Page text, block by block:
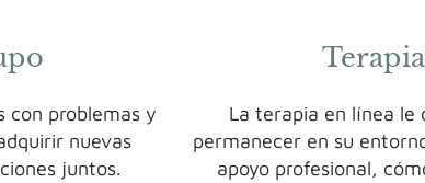
con problemas y
nuevas
juntos.
La terapia en línea le
permanecer en su
apoyo profesional,